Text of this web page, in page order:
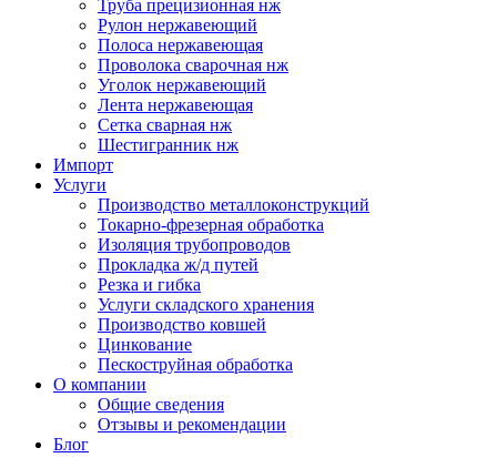
Труба прецизионная нж
Рулон нержавеющий
Полоса нержавеющая
Проволока сварочная нж
Уголок нержавеющий
Лента нержавеющая
Сетка сварная нж
Шестигранник нж
Импорт
Услуги
Производство металлоконструкций
Токарно-фрезерная обработка
Изоляция трубопроводов
Прокладка ж/д путей
Резка и гибка
Услуги складского хранения
Производство ковшей
Цинкование
Пескоструйная обработка
О компании
Общие сведения
Отзывы и рекомендации
Блог